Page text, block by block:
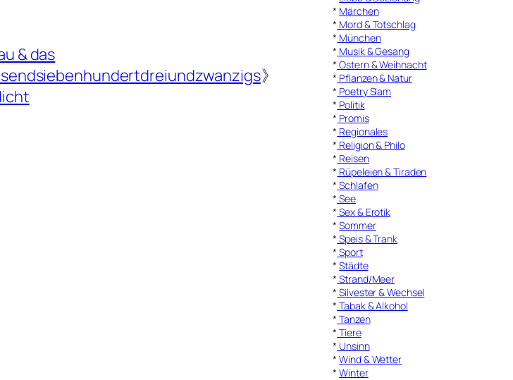
& das
》
* Märchen
* Mord & Totschlag
* München
* Musik & Gesang
* Ostern & Weihnacht
* Pflanzen & Natur
* Poetry Slam
* Politik
* Promis
* Regionales
* Religion & Philo
* Reisen
* Rüpeleien & Tiraden
* Schlafen
* See
* Sex & Erotik
*Sommer
* Speis & Trank
* Sport
*Städte
* Strand/Meer
* Silvester & Wechsel
* Tabak & Alkohol
* Tanzen
* Tiere
* Unsinn
*Wind & Wetter
*Winter